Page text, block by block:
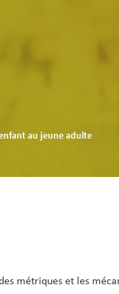
au jeune adulte
métriques et les